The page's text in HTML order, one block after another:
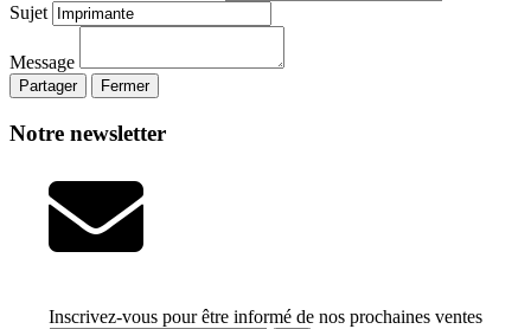
Sujet
Message
Partager Fermer
Notre newsletter
Inscrivez-vous pour être informé de nos prochaines ventes